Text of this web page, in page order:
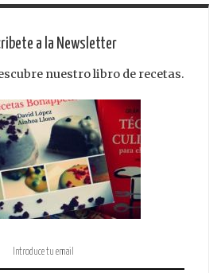
a la Newsletter
nuestro libro de recetas.